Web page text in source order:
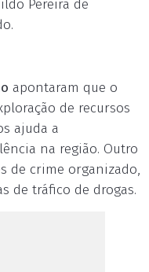
Pereira de
apontaram que o
de recursos
ajuda a
na região. Outro
de crime organizado,
de tráfico de drogas.